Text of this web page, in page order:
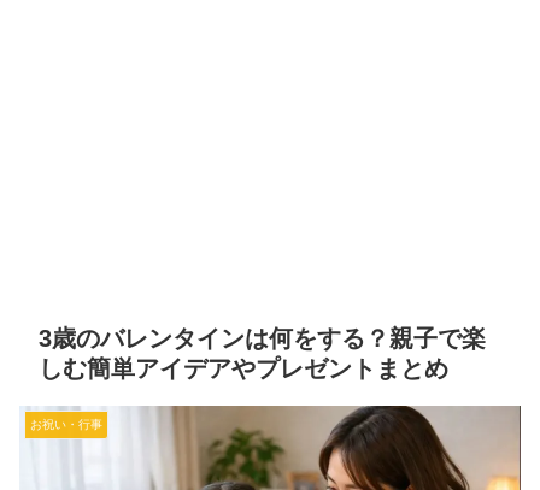
3歳のバレンタインは何をする？親子で楽
しむ簡単アイデアやプレゼントまとめ
お祝い・行事